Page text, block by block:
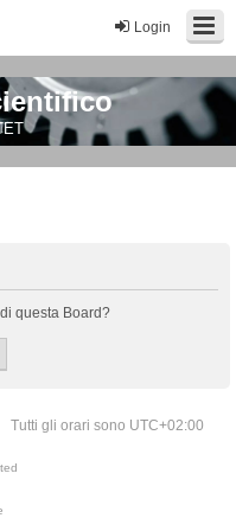
Login
questa Board?
Tutti gli orari sono UTC+02:00